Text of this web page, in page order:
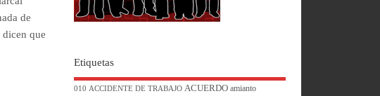
de
que
Etiquetas
010 ACCIDENTE DE TRABAJO ACUERDO amianto